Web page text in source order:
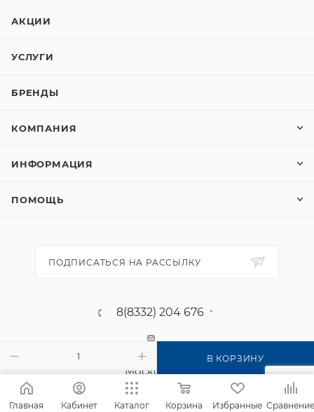
В КОРЗИНУ
АКЦИИ
УСЛУГИ
БРЕНДЫ
КОМПАНИЯ
ИНФОРМАЦИЯ
ПОМОЩЬ
ПОДПИСАТЬСЯ НА РАССЫЛКУ
8(8332) 204 676
г. Киров, п. Садаковский, ул.
Московская, 2б
Главная Кабинет Каталог Корзина Избранные Сравнение